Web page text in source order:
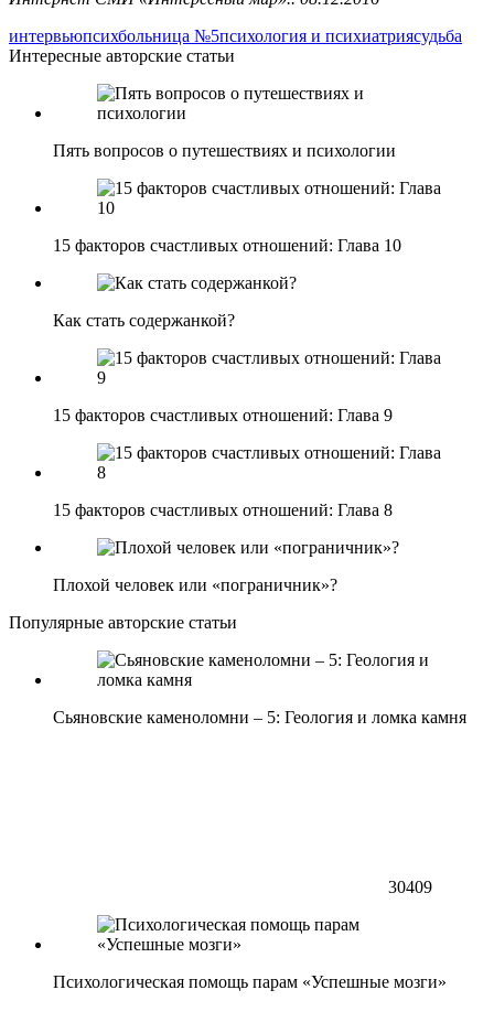
интервьюпсихбольница №5психология и психиатриясудьба
Интересные авторские статьи
Пять вопросов о путешествиях и психологии
15 факторов счастливых отношений: Глава 10
Как стать содержанкой?
15 факторов счастливых отношений: Глава 9
15 факторов счастливых отношений: Глава 8
Плохой человек или «пограничник»?
Популярные авторские статьи
Сьяновские каменоломни – 5: Геология и ломка камня
30409
Психологическая помощь парам «Успешные мозги»